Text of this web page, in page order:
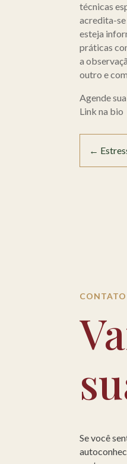
técnicas
acredita-se
esteja
práticas
a
outro e
Agende
Link na bio
←
CONTATO
Se você